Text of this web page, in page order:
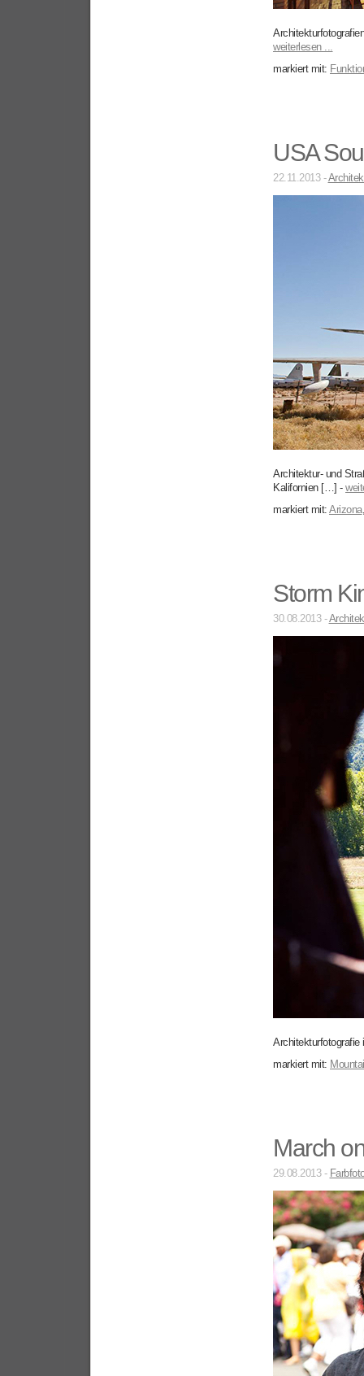
weiterlesen ...
markiert mit:
USA
22.11.2013 -
Architektur- und
Kalifornien […] -
markiert mit: Arizona
Storm
30.08.2013 -
markiert mit:
March
29.08.2013 -